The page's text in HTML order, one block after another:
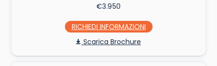
€3.950
RICHIEDI INFO
Scarica Brochure